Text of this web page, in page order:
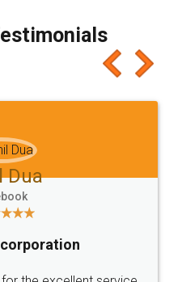
11 પ્રકારના હોય છે, બધું
વિવિધ પ્રકારના વિશે